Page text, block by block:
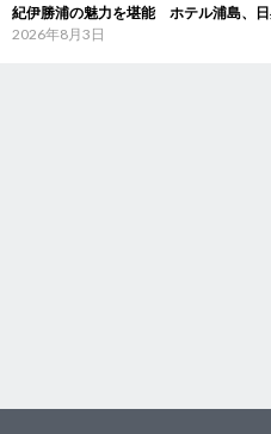
紀伊勝浦の魅力を堪能 ホテル浦島、
2026年8月3日